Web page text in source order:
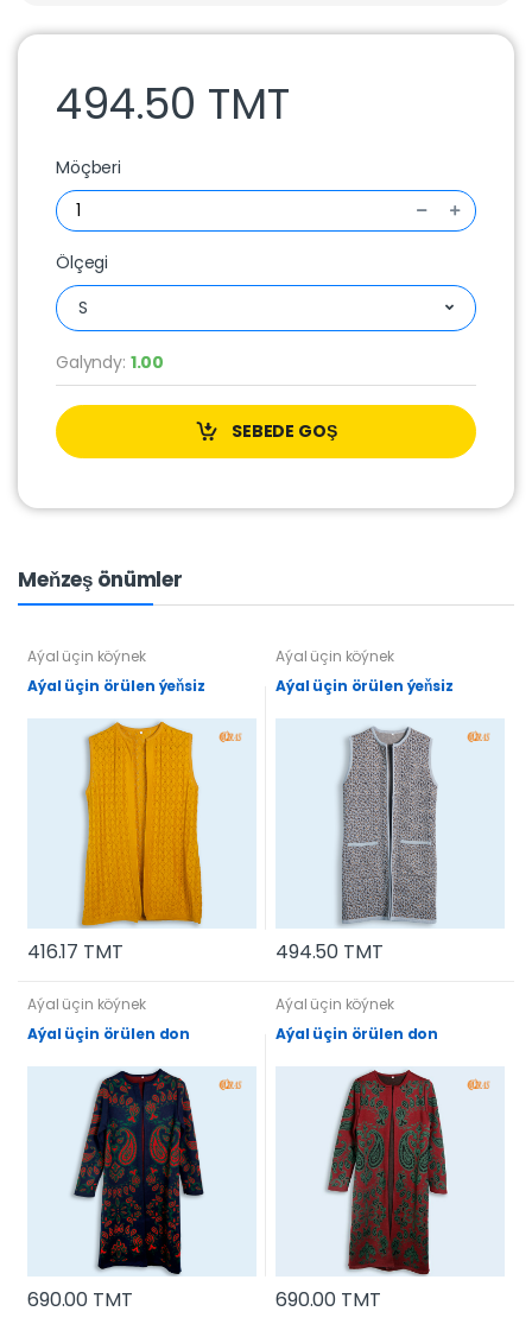
494.50 TMT
Möçberi
Ölçegi
S
Galyndy: 1.00
SEBEDE GOŞ
Meňzeş önümler
Aýal üçin köýnek
Aýal üçin örülen ýeňsiz
416.17 TMT
Aýal üçin köýnek
Aýal üçin örülen ýeňsiz
494.50 TMT
Aýal üçin köýnek
Aýal üçin örülen don
690.00 TMT
Aýal üçin köýnek
Aýal üçin örülen don
690.00 TMT